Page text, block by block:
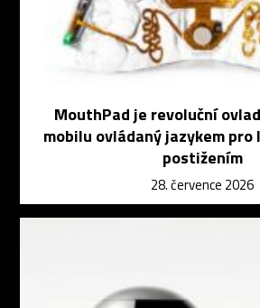
MouthPad je revoluční
mobilu ovládaný jazykem
postižením
28. července 2026